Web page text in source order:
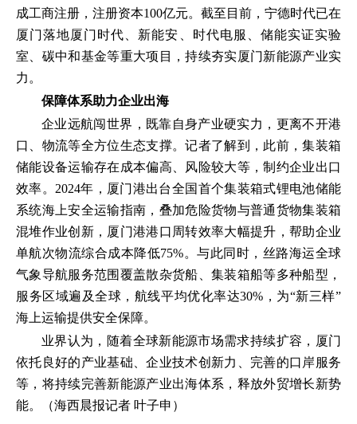
成工商注册，注册资本100亿元。截至目前，宁德时代已在
厦门落地厦门时代、新能安、时代电服、储能实证实验
室、碳中和基金等重大项目，持续夯实厦门新能源产业实
力。
保障体系助力企业出海
企业远航闯世界，既靠自身产业硬实力，更离不开港
口、物流等全方位生态支撑。记者了解到，此前，集装箱
储能设备运输存在成本偏高、风险较大等，制约企业出口
效率。2024年，厦门港出台全国首个集装箱式锂电池储能
系统海上安全运输指南，叠加危险货物与普通货物集装箱
混堆作业创新，厦门港港口周转效率大幅提升，帮助企业
单航次物流综合成本降低75%。与此同时，丝路海运全球
气象导航服务范围覆盖散杂货船、集装箱船等多种船型，
服务区域遍及全球，航线平均优化率达30%，为“新三样”
海上运输提供安全保障。
业界认为，随着全球新能源市场需求持续扩容，厦门
依托良好的产业基础、企业技术创新力、完善的口岸服务
等，将持续完善新能源产业出海体系，释放外贸增长新势
能。（海西晨报记者 叶子申）